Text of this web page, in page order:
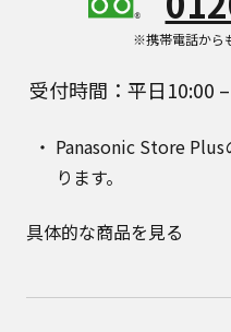
※携帯電話から
受付時間：平日10:00
Panasonic Store
ります。
具体的な商品を見る